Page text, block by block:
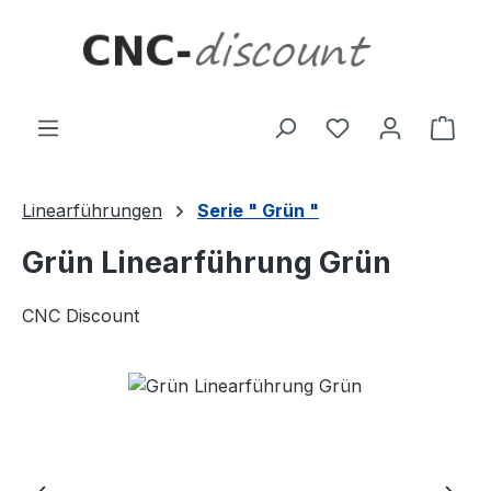
Linearführungen Serie " Grün "
Grün Linearführung Grün
CNC Discount
Bildergalerie überspringen